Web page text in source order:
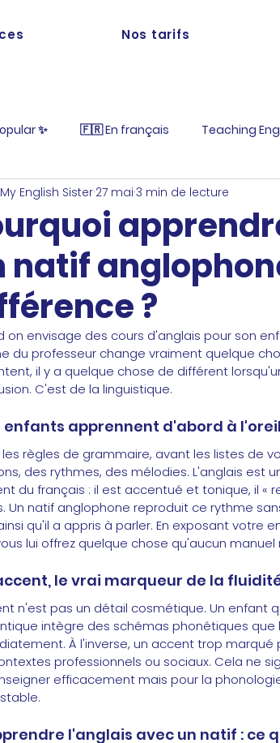
Nos tarifs
✨ 🇫🇷 En français Teaching
natif
?
My English Sister 27 mai 3 min de lecture
on envisage des cours d'anglais pour son
du professeur change vraiment quelque
il y a quelque chose de différent
C'est de la linguistique.
enfants apprennent d'abord à
règles de grammaire, avant les listes de
des rythmes, des mélodies. L'anglais
du français : il est accentué et tonique, il «
Un natif anglophone reproduit ce rythme
qu'il a appris à parler. En exposant votre
lui offrez quelque chose qu'aucun
le vrai marqueur de la
n'est pas un détail cosmétique. Un enfant
intègre des schémas phonétiques
À l'inverse, un accent trop
professionnels ou sociaux. Cela ne
efficacement mais pour la
l'anglais avec un natif : ce